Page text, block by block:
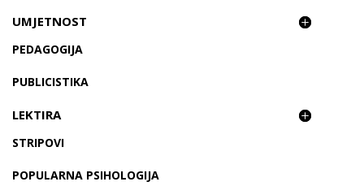
UMJETNOST
PEDAGOGIJA
PUBLICISTIKA
LEKTIRA
STRIPOVI
POPULARNA PSIHOLOGIJA